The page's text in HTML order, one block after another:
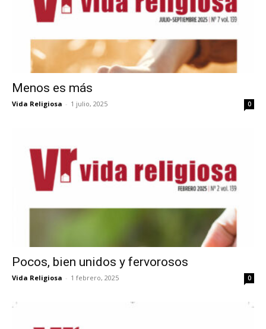
Menos es más
Vida Religiosa - 1 julio, 2025 0
Pocos, bien unidos y fervorosos
Vida Religiosa - 1 febrero, 2025 0